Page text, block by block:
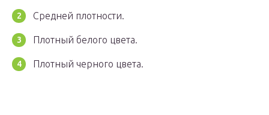
Средней плотности.
Плотный белого цвета.
Плотный черного цвета.